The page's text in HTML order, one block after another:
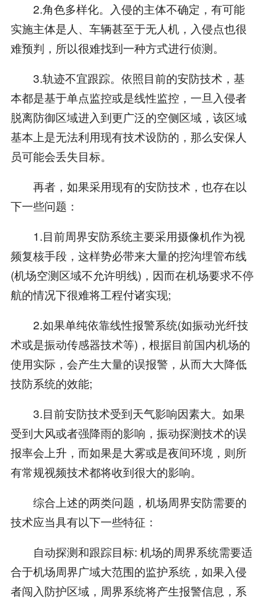
2.角色多样化。入侵的主体不确定，有可能
实施主体是人、车辆甚至于无人机，入侵点也很
难预判，所以很难找到一种方式进行侦测。
3.轨迹不宜跟踪。依照目前的安防技术，基
本都是基于单点监控或是线性监控，一旦入侵者
脱离防御区域进入到更广泛的空侧区域，该区域
基本上是无法利用现有技术设防的，那么安保人
员可能会丢失目标。
再者，如果采用现有的安防技术，也存在以
下一些问题：
1.目前周界安防系统主要采用摄像机作为视
频复核手段，这样势必带来大量的挖沟埋管布线
(机场空测区域不允许明线)，因而在机场要求不停
航的情况下很难将工程付诸实现;
2.如果单纯依靠线性报警系统(如振动光纤技
术或是振动传感器技术等)，根据目前国内机场的
使用实际，会产生大量的误报警，从而大大降低
技防系统的效能;
3.目前安防技术受到天气影响因素大。如果
受到大风或者强降雨的影响，振动探测技术的误
报率会上升，而如果是大雾或是夜间环境，则所
有常规视频技术都将收到很大的影响。
综合上述的两类问题，机场周界安防需要的
技术应当具有以下一些特征：
自动探测和跟踪目标: 机场的周界系统需要适
合于机场周界广域大范围的监护系统，如果入侵
者闯入防护区域，周界系统将产生报警信息，系